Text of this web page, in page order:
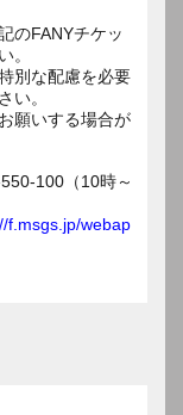
のFANYチケッ
。
別な配慮を必要
い。
願いする場合が
100（10時～
f.msgs.jp/webap